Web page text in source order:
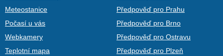
Meteostanice
Počasí u vás
Webkamery
Teplotní mapa
Předpověď pro Prahu
Předpověď pro Brno
Předpověď pro Ostravu
Předpověď pro Plzeň